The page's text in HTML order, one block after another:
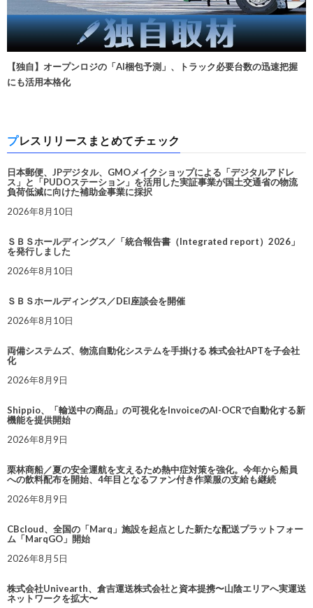
【独自】オープンロジの「AI梱包予測」、トラック必要台数の迅速把握
にも活用本格化
プレスリリースまとめてチェック
日本郵便、JPデジタル、GMOメイクショップによる「デジタルアドレ
ス」と「PUDOステーション」を活用した実証事業が国土交通省の物流
負荷低減に向けた補助金事業に採択
2026年8月10日
ＳＢＳホールディングス／「統合報告書（Integrated report）2026」
を発行しました
2026年8月10日
ＳＢＳホールディングス／DEI座談会を開催
2026年8月10日
両備システムズ、物流自動化システムを手掛ける 株式会社APTを子会社
化
2026年8月9日
Shippio、「輸送中の商品」の可視化をInvoiceのAI-OCRで自動化する新
機能を提供開始
2026年8月9日
栗林商船／夏の安全運航を支えるため熱中症対策を強化。今年から船員
への飲料配布を開始、4年目となるファン付き作業服の支給も継続
2026年8月9日
CBcloud、全国の「Marq」施設を起点とした新たな配送プラットフォー
ム「MarqGO」開始
2026年8月5日
株式会社Univearth、倉吉運送株式会社と資本提携〜山陰エリアへ実運送
ネットワークを拡大〜